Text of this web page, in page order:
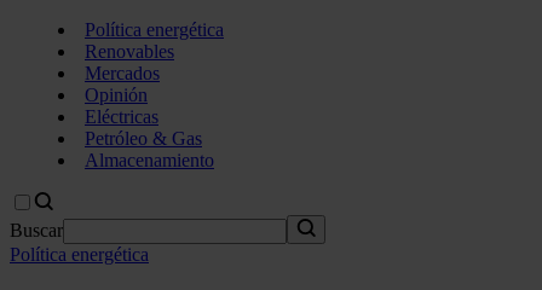
Política energética
Renovables
Mercados
Opinión
Eléctricas
Petróleo & Gas
Almacenamiento
Buscar
Política energética